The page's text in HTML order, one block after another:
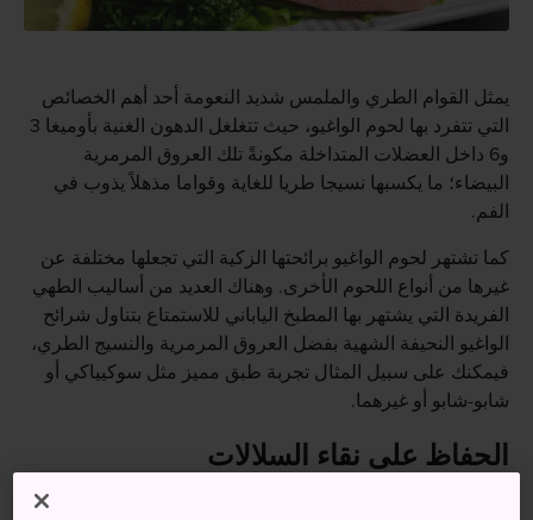
يمثل القوام الطري والملمس شديد النعومة أحد أهم الخصائص
التي تتفرد بها لحوم الواغيو، حيث تتغلغل الدهون الغنية بأوميغا 3
و6 داخل العضلات المتداخلة مكونةً تلك العروق المرمرية
البيضاء؛ ما يكسبها نسيجا طريا للغاية وقواما مذهلاً يذوب في
الفم.
كما تشتهر لحوم الواغيو برائحتها الزكية التي تجعلها مختلفة عن
غيرها من أنواع اللحوم الأخرى. وهناك العديد من أساليب الطهي
الفريدة التي يشتهر بها المطبخ الياباني للاستمتاع بتناول شرائح
الواغيو النحيفة الشهية بفضل العروق المرمرية والنسيج الطري،
فيمكنك على سبيل المثال تجربة طبق مميز مثل سوكيياكي أو
شابو-شابو أو غيرهما.
الحفاظ على نقاء السلالات